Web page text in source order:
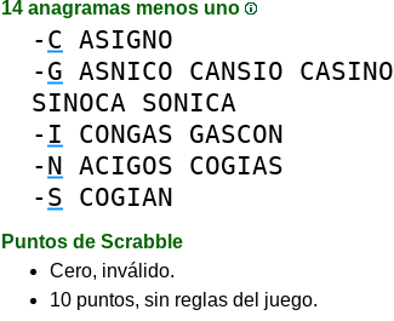
14 anagramas menos uno
- C ASIGNO
- G ASNICO CANSIO CASINO
SINOCA SONICA
- I CONGAS GASCON
- N ACIGOS COGIAS
- S COGIAN
Puntos de Scrabble
Cero, inválido.
10 puntos, sin reglas del juego.